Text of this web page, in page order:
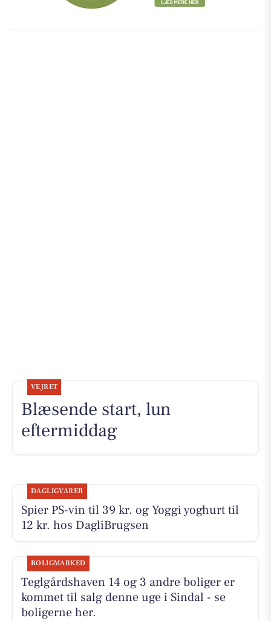
VEJRET
Blæsende start, lun
eftermiddag
DAGLIGVARER
Spier PS-vin til 39 kr. og Yoggi yoghurt til
12 kr. hos DagliBrugsen
BOLIGMARKED
Teglgårdshaven 14 og 3 andre boliger er
kommet til salg denne uge i Sindal - se
boligerne her.